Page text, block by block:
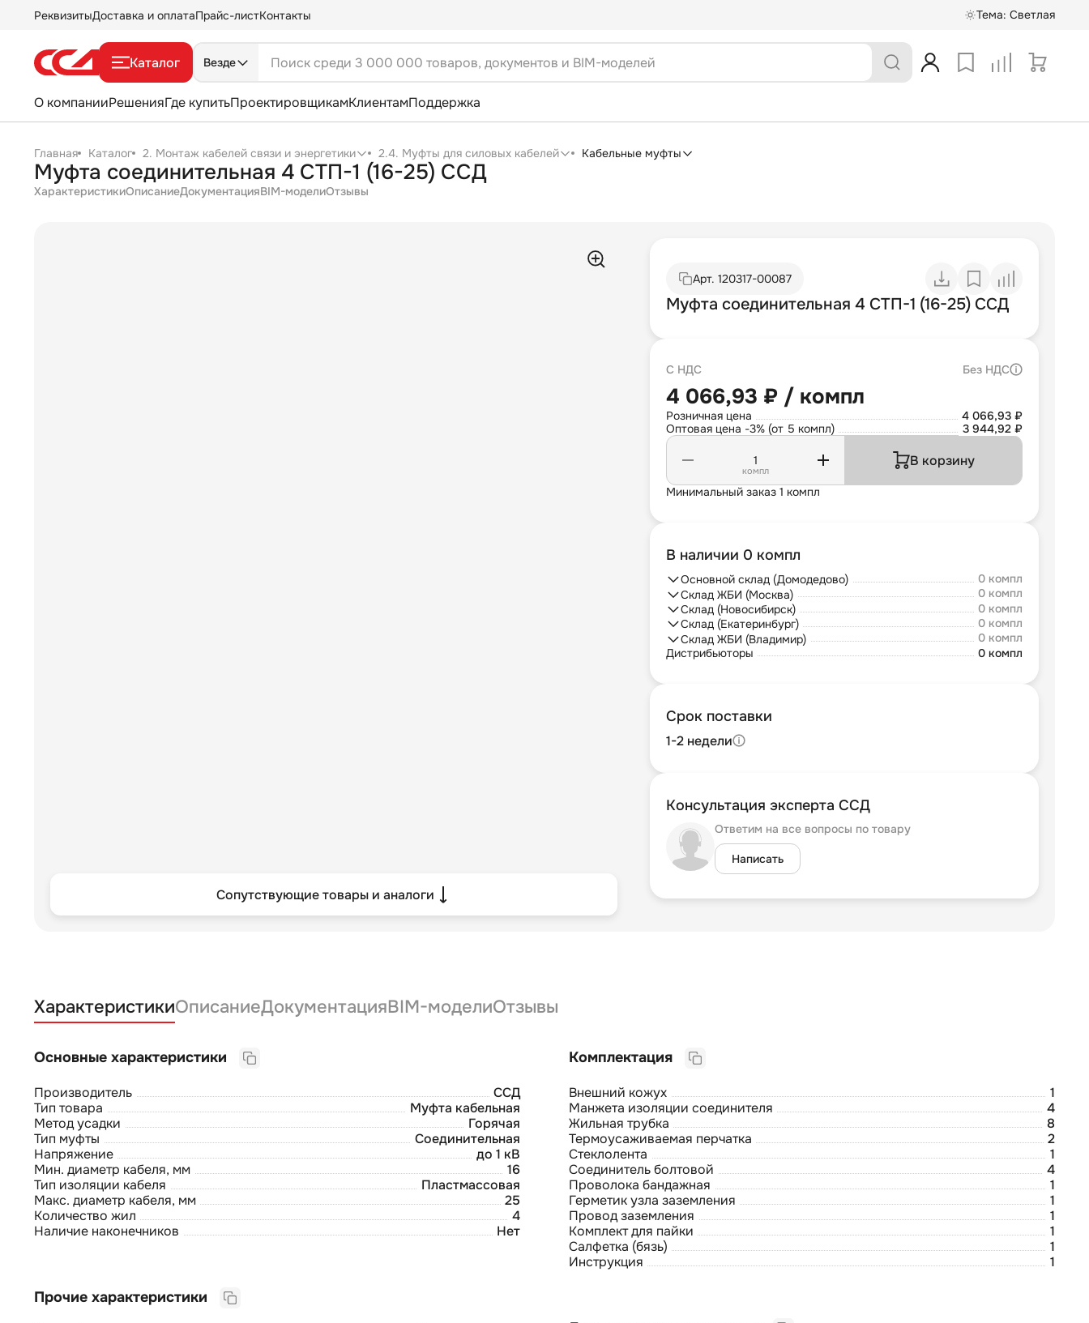
РеквизитыДоставка и оплатаПрайс-листКонтакты Тема: Светлая
Каталог Везде
О компанииРешенияГде купитьПроектировщикамКлиентамПоддержка
Главная Каталог 2. Монтаж кабелей связи и энергетики 2.4. Муфты для силовых кабелей Кабельные муфты
Муфта соединительная 4 СТП-1 (16-25) ССД
ХарактеристикиОписаниеДокументацияBIM-моделиОтзывы
Сопутствующие товары и аналоги
Арт. 120317-00087
Муфта соединительная 4 СТП-1 (16-25) ССД
С НДС Без НДС
4 066,93 ₽ / компл
Розничная цена
4 066,93 ₽
Оптовая цена -3% (от 5 компл)
3 944,92 ₽
компл
В корзину
Минимальный заказ 1 компл
В наличии 0 компл
Основной склад (Домодедово)
0 компл
Склад ЖБИ (Москва)
0 компл
Склад (Новосибирск)
0 компл
Склад (Екатеринбург)
0 компл
Склад ЖБИ (Владимир)
0 компл
Дистрибьюторы
0 компл
Срок поставки
1-2 недели
Консультация эксперта ССД
Ответим на все вопросы по товару
Написать
ХарактеристикиОписаниеДокументацияBIM-моделиОтзывы
Производитель
ССД
Тип товара
Муфта кабельная
Метод усадки
Горячая
Тип муфты
Соединительная
Напряжение
до 1 кВ
Мин. диаметр кабеля, мм
16
Тип изоляции кабеля
Пластмассовая
Макс. диаметр кабеля, мм
25
Количество жил
4
Наличие наконечников
Нет
Внешний кожух
1
Манжета изоляции соединителя
4
Жильная трубка
8
Термоусаживаемая перчатка
2
Стеклолента
1
Соединитель болтовой
4
Проволока бандажная
1
Герметик узла заземления
1
Провод заземления
1
Комплект для пайки
1
Салфетка (бязь)
1
Инструкция
1